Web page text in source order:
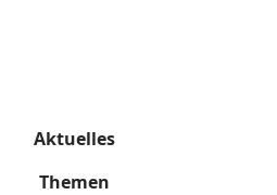
Aktuelles
Themen